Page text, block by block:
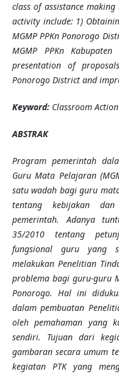
class of assistance
activity include: 1)
MGMP PPKn Ponorogo
MGMP PPKn
presentation of
Ponorogo District and
Keyword: Classroom
ABSTRAK
Program pemerintah
Guru Mata Pelajaran
satu wadah bagi guru
tentang kebijakan
pemerintah. Adanya
35/2010 tentang
fungsional guru yang
melakukan Penelitian
problema bagi guru-guru
Ponorogo. Hal ini
dalam pembuatan
oleh pemahaman yang
sendiri. Tujuan dari
gambaran secara umum
kegiatan PTK yang